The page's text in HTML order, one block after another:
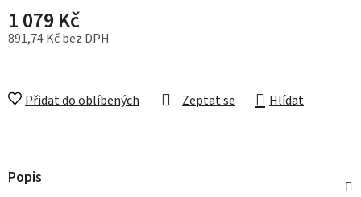
1 079 Kč
891,74 Kč bez DPH
Zeptat se Hlídat
Přidat do oblíbených
Popis